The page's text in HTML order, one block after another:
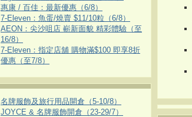
惠康 / 百佳：最新優惠（6/8）
7-Eleven：魚蛋/燒賣 $11/10粒（6/8）
AEON：尖沙咀店 嶄新面貌 精彩體驗（至
16/8）
7-Eleven：指定店舖 購物滿$100 即享8折
優惠（至7/8）
名牌服飾及旅行用品開倉（5-10/8）
JOYCE & 名牌服飾開倉（23-29/7）